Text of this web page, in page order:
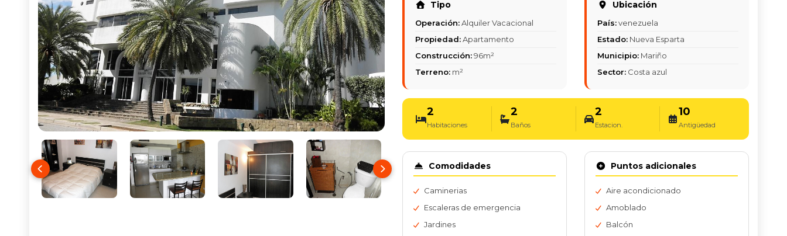
Tipo
Operación:Alquiler Vacacional
Propiedad:Apartamento
Construcción:96m²
Terreno: m²
Ubicación
País:venezuela
Estado: Nueva Esparta
Municipio: Mariño
Sector: Costa azul
2
Habitaciones
2
Baños
2
Estacion.
10
Antigüedad
Comodidades
Caminerias
Escaleras de emergencia
Jardines
Puntos adicionales
Aire acondicionado
Amoblado
Balcón